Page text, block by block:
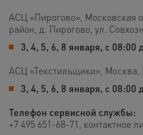
АСЦ «Пирогово», Московская
район, д. Пирогово, ул.
3, 4, 5, 6, 8 января, с 08:00
АСЦ «Текстильщики»,
3, 4, 5, 6, 8 января, с 08:00
Телефон сервисной службы:
+7 495 651-68-71,